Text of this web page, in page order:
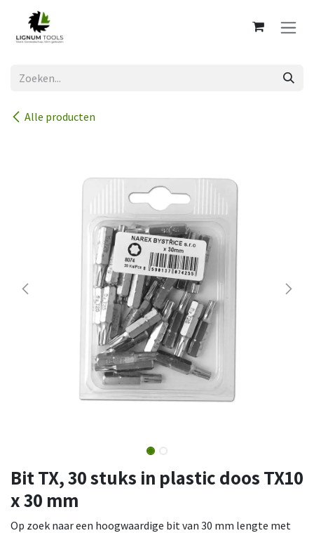
Overslaan naar inhoud
Alle producten
Bit TX, 30 stuks in plastic doos TX10
x 30 mm
Op zoek naar een hoogwaardige bit van 30 mm lengte met